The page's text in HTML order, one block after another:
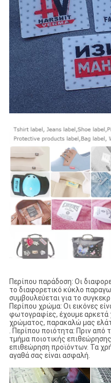
Περίπου παράδοση: Οι
το διαφορετικό κύκλο
συμβουλεύεται για το
Περίπου χρώμα: Οι εικόνες
φωτογραφίες, έχουμε αρκετά
χρώματος, παρακαλώ μας
. Περίπου ποιότητα: Πριν από
τμήμα ποιοτικής
επιθεώρηση προϊόντων. Τα
αγαθά σας είναι ασφαλή.